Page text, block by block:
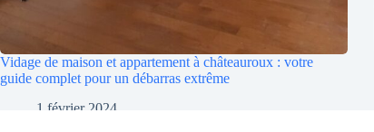
Vidage de maison et appartement à châteauroux : votre
guide complet pour un débarras extrême
1 février 2024